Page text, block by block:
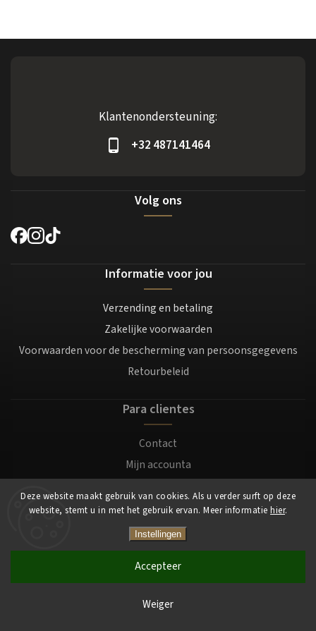
Deze website maakt gebruik van cookies. Als u verder surft op deze
website, stemt u in met het gebruik ervan. Meer informatie hier.
Instellingen
Weiger
Accepteer
Klantenondersteuning:
+32 487141464
Volg ons
Informatie voor jou
Verzending en betaling
Zakelijke voorwaarden
Voorwaarden voor de bescherming van persoonsgegevens
Retourbeleid
Para clientes
Contact
Mijn accounta
Login
Mocafino.nl. Alle rechten voorbehouden.